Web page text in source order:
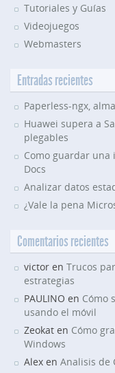
Tutoriales y Guías
Videojuegos
Webmasters
Entradas recientes
Paperless-ngx,
Huawei supera a
plegables
Como guardar una
Docs
Analizar datos
¿Vale la pena
Comentarios recientes
victor en Trucos
estrategias
PAULINO en Cómo
usando el móvil
Zeokat en Cómo
Windows
Alex en Analisis de